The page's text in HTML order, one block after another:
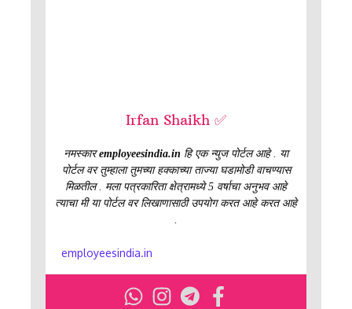
Irfan Shaikh ✅
नमस्कारemployeesindia.in हि एक न्युज पोर्टल आहे . या
पोर्टल वर तुम्हाला तुमच्या हक्काच्या ताज्या घडामोडी वाचण्यास
मिळतील . मला पत्रकारिता क्षेत्रामध्ये 5 वर्षाचा अनुभव आहे
त्याचा मी या पोर्टल वर लिखाणासाठी उपयोग करत आहे करत आहे
employeesindia.in